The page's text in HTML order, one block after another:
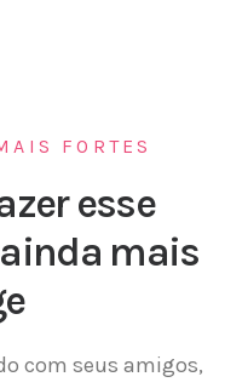
FORTES
esse
mais
com seus amigos,